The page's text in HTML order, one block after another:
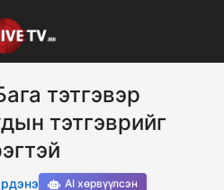
тэтгэвэр
тэтгэврийг
AI хөрвүүлсэн